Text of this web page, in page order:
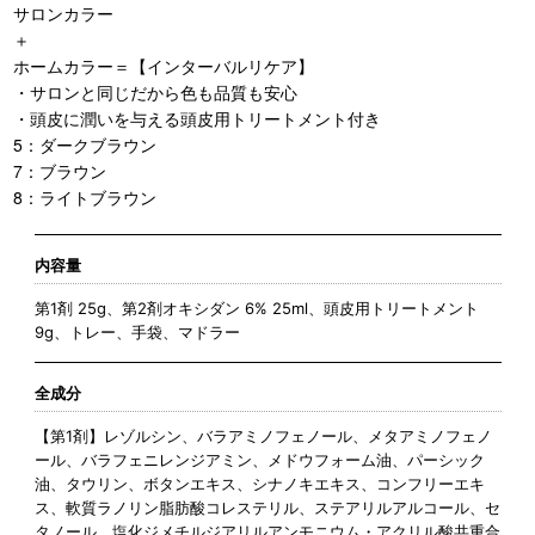
サロンカラー
＋
ホームカラー＝【インターバルリケア】
・サロンと同じだから色も品質も安心
・頭皮に潤いを与える頭皮用トリートメント付き
5：ダークブラウン
7：ブラウン
8：ライトブラウン
内容量
第1剤 25g、第2剤オキシダン 6% 25ml、頭皮用トリートメント
9g、トレー、手袋、マドラー
全成分
【第1剤】レゾルシン、バラアミノフェノール、メタアミノフェノ
ール、バラフェニレンジアミン、メドウフォーム油、パーシック
油、タウリン、ボタンエキス、シナノキエキス、コンフリーエキ
ス、軟質ラノリン脂肪酸コレステリル、ステアリルアルコール、セ